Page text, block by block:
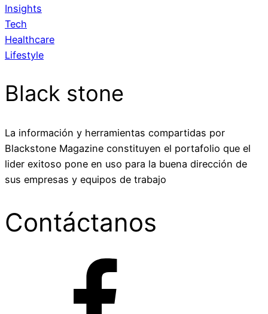
Insights
Tech
Healthcare
Lifestyle
Black stone
La información y herramientas compartidas por
Blackstone Magazine constituyen el portafolio que el
lider exitoso pone en uso para la buena dirección de
sus empresas y equipos de trabajo
Contáctanos